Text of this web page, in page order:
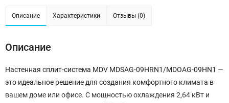
Описание Характеристики Отзывы (0)
Описание
Настенная сплит-система MDV MDSAG-09HRN1/MDOAG-09HN1 —
это идеальное решение для создания комфортного климата в
вашем доме или офисе. С мощностью охлаждения 2,64 кВт и